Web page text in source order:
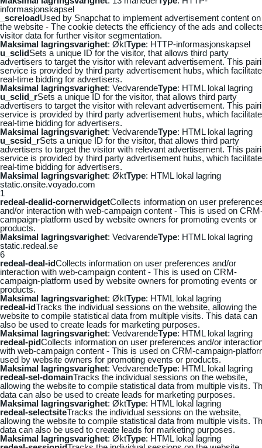
informasjonskapsel
_screloadUsed by Snapchat to implement advertisement content on
the website - The cookie detects the efficiency of the ads and
visitor data for further visitor segmentation.
Maksimal lagringsvarighet: ØktType: HTTP-informasjonskapsel
u_sclidSets a unique ID for the visitor, that allows third party
advertisers to target the visitor with relevant advertisement. This
service is provided by third party advertisement hubs, which
real-time bidding for advertisers.
Maksimal lagringsvarighet: VedvarendeType: HTML lokal lagring
u_sclid_rSets a unique ID for the visitor, that allows third party
advertisers to target the visitor with relevant advertisement. This
service is provided by third party advertisement hubs, which
real-time bidding for advertisers.
Maksimal lagringsvarighet: VedvarendeType: HTML lokal lagring
u_scsid_rSets a unique ID for the visitor, that allows third party
advertisers to target the visitor with relevant advertisement. This
service is provided by third party advertisement hubs, which
real-time bidding for advertisers.
Maksimal lagringsvarighet: ØktType: HTML lokal lagring
static.onsite.voyado.com
1
redeal-dealid-cornerwidgetCollects information on user
and/or interaction with web-campaign content - This is used on
campaign-platform used by website owners for promoting events or
products.
Maksimal lagringsvarighet: VedvarendeType: HTML lokal lagring
static.redeal.se
6
redeal-deal-idCollects information on user preferences and/or
interaction with web-campaign content - This is used on CRM-
campaign-platform used by website owners for promoting events or
products.
Maksimal lagringsvarighet: ØktType: HTML lokal lagring
redeal-idTracks the individual sessions on the website, allowing the
website to compile statistical data from multiple visits. This data can
also be used to create leads for marketing purposes.
Maksimal lagringsvarighet: VedvarendeType: HTML lokal lagring
redeal-pidCollects information on user preferences and/or
with web-campaign content - This is used on CRM-campaign-
used by website owners for promoting events or products.
Maksimal lagringsvarighet: VedvarendeType: HTML lokal lagring
redeal-sel-domainTracks the individual sessions on the website,
allowing the website to compile statistical data from multiple visits.
data can also be used to create leads for marketing purposes.
Maksimal lagringsvarighet: ØktType: HTML lokal lagring
redeal-selectsiteTracks the individual sessions on the website,
allowing the website to compile statistical data from multiple visits.
data can also be used to create leads for marketing purposes.
Maksimal lagringsvarighet: ØktType: HTML lokal lagring